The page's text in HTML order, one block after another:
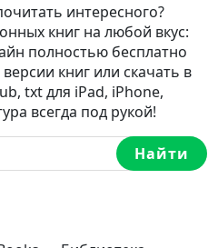
интересного?
книг на любой вкус:
полностью бесплатно
книг или скачать в
txt для iPad, iPhone,
всегда под рукой!
Найти